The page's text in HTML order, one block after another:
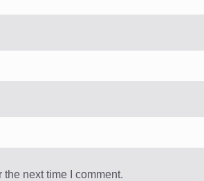
next time I comment.